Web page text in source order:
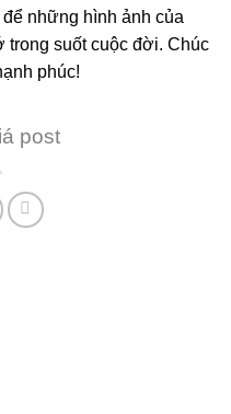
những hình ảnh của
trong suốt cuộc đời. Chúc
phúc!
post